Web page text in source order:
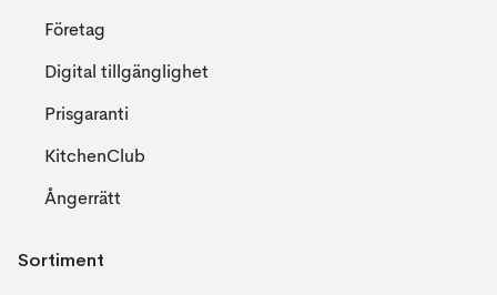
Företag
Digital tillgänglighet
Prisgaranti
KitchenClub
Ångerrätt
Sortiment